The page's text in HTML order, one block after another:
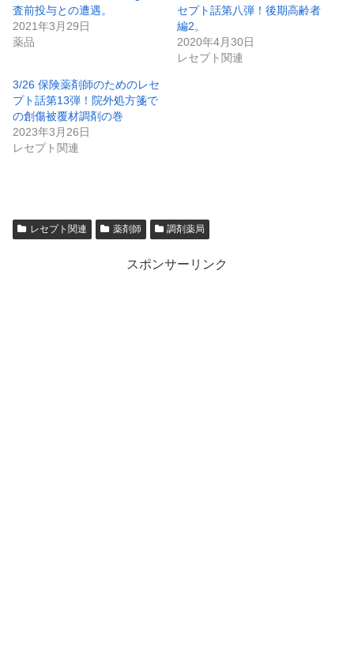
査前投与との遭遇。
2021年3月29日
薬品
セプト話第八弾！後期高齢者
編2。
2020年4月30日
レセプト関連
3/26 保険薬剤師のためのレセ
プト話第13弾！院外処方箋で
の創傷被覆材調剤の巻
2023年3月26日
レセプト関連
レセプト関連 薬剤師 調剤薬局
スポンサーリンク